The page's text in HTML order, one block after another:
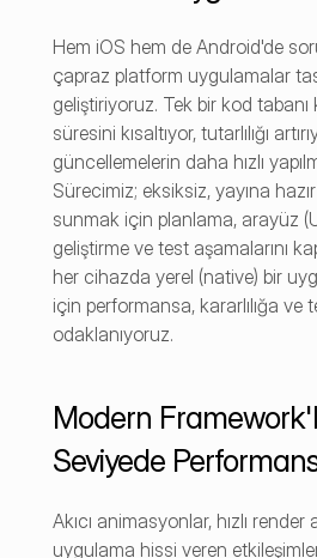
Hem iOS hem de Android'de
çapraz platform uygulamalar
geliştiriyoruz. Tek bir kod
süresini kısaltıyor, tutarlılığı
güncellemelerin daha hızlı
Sürecimiz; eksiksiz, yayına
sunmak için planlama, arayüz
geliştirme ve test aşamalarını
her cihazda yerel (native) bir
için performansa, kararlılığa ve
odaklanıyoruz.
Modern
Seviyede
Akıcı animasyonlar, hızlı render
uygulama hissi veren